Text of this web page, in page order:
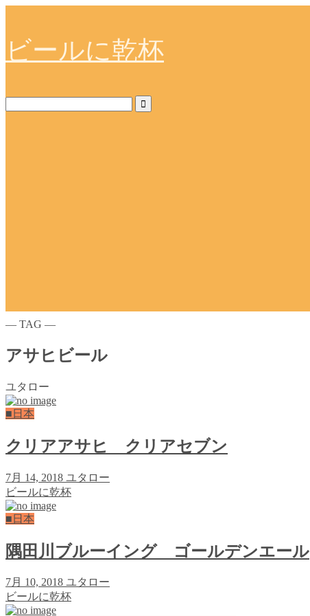
ビールに乾杯
― TAG ―
アサヒビール
ユタロー
■日本
クリアアサヒ クリアセブン
7月 14, 2018 ユタロー
ビールに乾杯
■日本
隅田川ブルーイング ゴールデンエール
7月 10, 2018 ユタロー
ビールに乾杯